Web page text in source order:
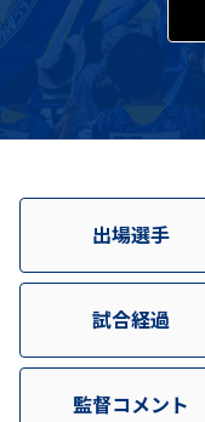
出場選手
試合経過
監督コメント